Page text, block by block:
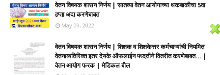
वेतन विषयक शासन निर्णय | सातव्या वेतन आयोगाच्या थकबाकीचा 5वा
हप्ता अदा करणेबाबत
May 09, 2022
वेतन विषयक शासन निर्णय | शिक्षक व शिक्षकेत्तर कर्मचाऱ्यांची नियमित
वेतनाव्यतिरिक्त इतर देयके ऑफलाईन पध्दतीने वितरीत करणेबाबत... |
वेतन आयोग फरक | मेडिकल बील